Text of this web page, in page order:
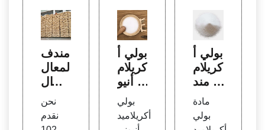
مندف
لمعال
جة ال
ن، من
دف لل
نحن
نقدم
بولي أ
كريلام
يد أنيو
ني لم
عالجة
المعاد
بولي
أكريلاميد
بولي أ
كريلام
يد مند
ف لم
عالجة
المعاد
مادة
بولي